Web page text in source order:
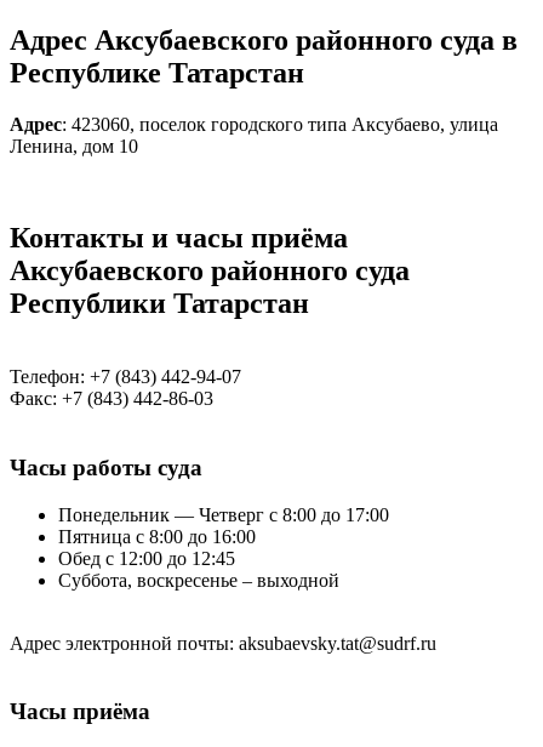
Адрес Аксубаевского районного суда в
Республике Татарстан
Адрес: 423060, поселок городского типа Аксубаево, улица
Ленина, дом 10
Контакты и часы приёма
Аксубаевского районного суда
Республики Татарстан
Телефон: +7 (843) 442-94-07
Факс: +7 (843) 442-86-03
Часы работы суда
Понедельник — Четверг с 8:00 до 17:00
Пятница с 8:00 до 16:00
Обед с 12:00 до 12:45
Суббота, воскресенье – выходной
Адрес электронной почты: aksubaevsky.tat@sudrf.ru
Часы приёма